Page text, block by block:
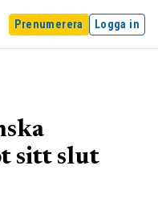
Prenumerera Logga in
sitt slut